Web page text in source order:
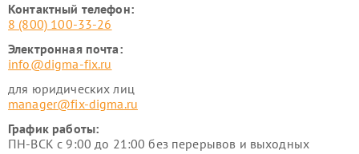
Контактный телефон:
8 (800) 100-33-26
Электронная почта:
info@digma-fix.ru
для юридических лиц
manager@fix-digma.ru
График работы:
ПН-ВСК с 9:00 до 21:00 без перерывов и выходных